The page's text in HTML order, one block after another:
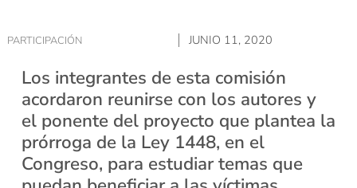
PARTICIPACIÓN JUNIO 11, 2020
Los integrantes de esta comisión
acordaron reunirse con los autores y
el ponente del proyecto que plantea la
prórroga de la Ley 1448, en el
Congreso, para estudiar temas que